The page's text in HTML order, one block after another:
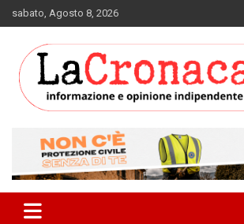
to
sabato, Agosto 8, 2026
La Cronaca Quotidiano